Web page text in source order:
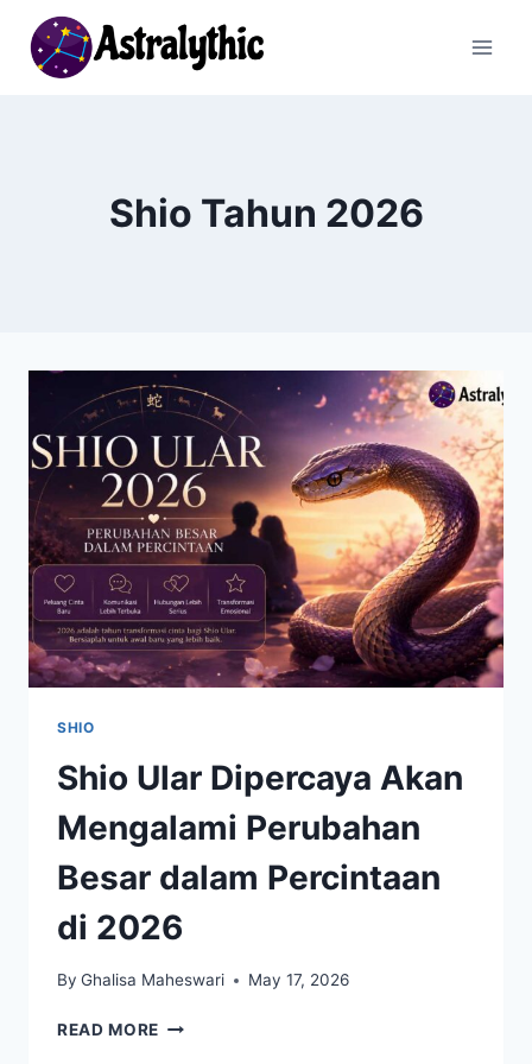
content
Shio Tahun 2026
SHIO
Shio Ular Dipercaya Akan
Mengalami Perubahan
Besar dalam Percintaan
di 2026
By Ghalisa Maheswari May 17, 2026
READ MORE SHIO